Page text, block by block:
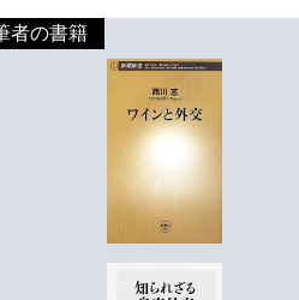
者の書籍